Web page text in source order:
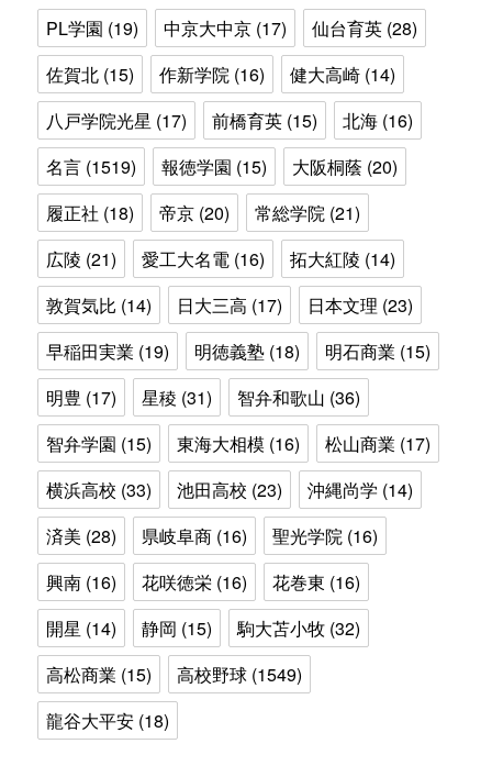
PL学園 (19) 中京大中京 (17) 仙台育英 (28)
佐賀北 (15) 作新学院 (16) 健大高崎 (14)
八戸学院光星 (17) 前橋育英 (15) 北海 (16)
名言 (1519) 報徳学園 (15) 大阪桐蔭 (20)
履正社 (18) 帝京 (20) 常総学院 (21)
広陵 (21) 愛工大名電 (16) 拓大紅陵 (14)
敦賀気比 (14) 日大三高 (17) 日本文理 (23)
早稲田実業 (19) 明徳義塾 (18) 明石商業 (15)
明豊 (17) 星稜 (31) 智弁和歌山 (36)
智弁学園 (15) 東海大相模 (16) 松山商業 (17)
横浜高校 (33) 池田高校 (23) 沖縄尚学 (14)
済美 (28) 県岐阜商 (16) 聖光学院 (16)
興南 (16) 花咲徳栄 (16) 花巻東 (16)
開星 (14) 静岡 (15) 駒大苫小牧 (32)
高松商業 (15) 高校野球 (1549)
龍谷大平安 (18)